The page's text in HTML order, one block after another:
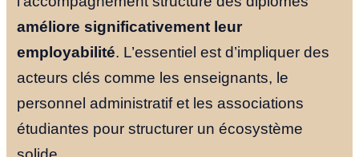
Accueil
Nos
améliore significativement leur
employabilité. L’essentiel est d’impliquer des
acteurs clés comme les enseignants, le
personnel administratif et les associations
étudiantes pour structurer un écosystème